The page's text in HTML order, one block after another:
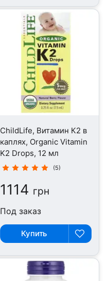
ChildLife, Витамин К2 в
каплях, Organic Vitamin
K2 Drops, 12 мл
(5)
1114 грн
Под заказ
Купить